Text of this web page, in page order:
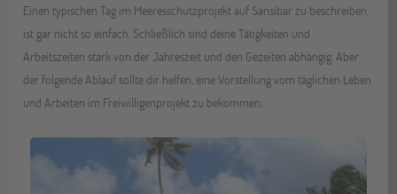
Einen typischen Tag im Meeresschutzprojekt auf Sansibar zu beschreiben,
ist gar nicht so einfach. Schließlich sind deine Tätigkeiten und
Arbeitszeiten stark von der Jahreszeit und den Gezeiten abhängig. Aber
der folgende Ablauf sollte dir helfen, eine Vorstellung vom täglichen Leben
und Arbeiten im Freiwilligenprojekt zu bekommen: